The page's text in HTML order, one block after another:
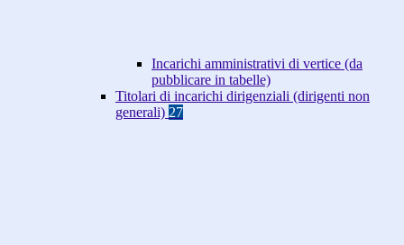
Incarichi amministrativi di vertice (da
pubblicare in tabelle)
Titolari di incarichi dirigenziali (dirigenti non
generali) 27